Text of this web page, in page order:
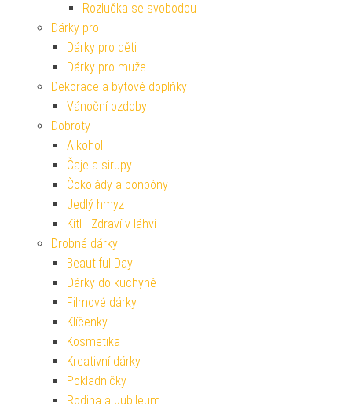
Rozlučka se svobodou
Dárky pro
Dárky pro děti
Dárky pro muže
Dekorace a bytové doplňky
Vánoční ozdoby
Dobroty
Alkohol
Čaje a sirupy
Čokolády a bonbóny
Jedlý hmyz
Kitl - Zdraví v láhvi
Drobné dárky
Beautiful Day
Dárky do kuchyně
Filmové dárky
Klíčenky
Kosmetika
Kreativní dárky
Pokladničky
Rodina a Jubileum